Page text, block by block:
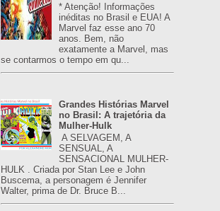
* Atenção! Informações
inéditas no Brasil e EUA! A
Marvel faz esse ano 70
anos. Bem, não
exatamente a Marvel, mas
se contarmos o tempo em qu...
Grandes Histórias Marvel
no Brasil: A trajetória da
Mulher-Hulk
A SELVAGEM, A
SENSUAL, A
SENSACIONAL MULHER-
HULK . Criada por Stan Lee e John
Buscema, a personagem é Jennifer
Walter, prima de Dr. Bruce B...